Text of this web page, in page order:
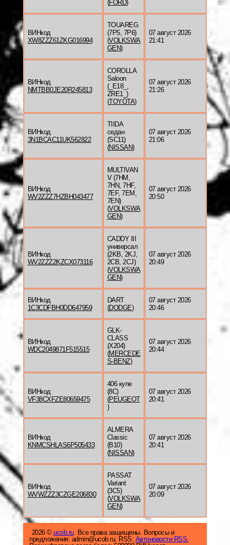
(FORD)
ВИНкод
XW8ZZZ61ZKG016994
TOUAREG
(7P5, 7P6)
(VOLKSWA
GEN)
07 август 2026
21:41
ВИНкод
NMTBB0JE20R245813
COROLLA
Saloon
(_E18_,
ZRE1_)
(TOYOTA)
07 август 2026
21:26
ВИНкод
3N1BCAC11UK562822
TIIDA
седан
(SC11)
(NISSAN)
07 август 2026
21:06
ВИНкод
WV2ZZZ7HZBH043477
MULTIVAN
V (7HM,
7HN, 7HF,
7EF, 7EM,
7EN)
(VOLKSWA
GEN)
07 август 2026
20:50
ВИНкод
WV2ZZZ2KZCX073116
CADDY III
универсал
(2KB, 2KJ,
2CB, 2CJ)
(VOLKSWA
GEN)
07 август 2026
20:49
ВИНкод
1C3CDFBH0DD647959
DART
(DODGE)
07 август 2026
20:46
ВИНкод
WDC2049871F515515
GLK-
CLASS
(X204)
(MERCEDE
S-BENZ)
07 август 2026
20:44
ВИНкод
VF38CXFZE80659475
406 купе
(8C)
(PEUGEOT
)
07 август 2026
20:41
ВИНкод
KNMCSHLAS6P505433
ALMERA
Classic
(B10)
(NISSAN)
07 август 2026
20:41
ВИНкод
WVWZZZ3CZGE206830
PASSAT
Variant
(3C5)
(VOLKSWA
GEN)
07 август 2026
20:09
2026 © ucob.ru. Все права защищены. Вопросы и
предложения: admin@ucob.ru. RSS: Автоновости RSS.